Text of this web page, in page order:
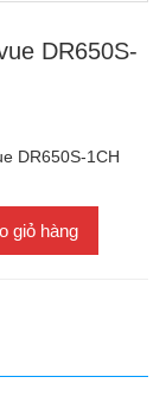
DR650S-
DR650S-1CH
giỏ hàng